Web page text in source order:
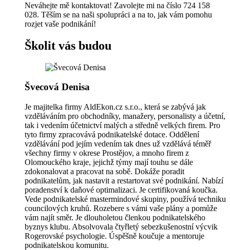
Neváhejte mě kontaktovat! Zavolejte mi na číslo 724 158
028. Těším se na naši spolupráci a na to, jak vám pomohu
rozjet vaše podnikání!
Školit vás budou
Švecová Denisa
Je majitelka firmy AldEkon.cz s.r.o., která se zabývá jak
vzděláváním pro obchodníky, manažery, personalisty a účetní,
tak i vedením účetnictví malých a středně velkých firem. Pro
tyto firmy zpracovává podnikatelské dotace. Oddělení
vzdělávání pod jejím vedením tak dnes už vzdělává téměř
všechny firmy v okrese Prostějov, a mnoho firem z
Olomouckého kraje, jejichž týmy mají touhu se dále
zdokonalovat a pracovat na sobě. Dokáže poradit
podnikatelům, jak nastavit a restartovat své podnikání. Nabízí
poradenství k daňové optimalizaci. Je certifikovaná koučka.
Vede podnikatelské mastermindové skupiny, používá techniku
councilových kruhů. Rozebere s vámi vaše plány a pomůže
vám najít směr. Je dlouholetou členkou podnikatelského
byznys klubu. Absolvovala čtyřletý sebezkušenostní výcvik
Rogerovské psychologie. Úspěšně koučuje a mentoruje
podnikatelskou komunitu.